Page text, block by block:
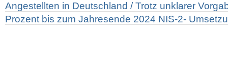
Angestellten in Deutschland / Trotz unklarer
Prozent bis zum Jahresende 2024 NIS-2-